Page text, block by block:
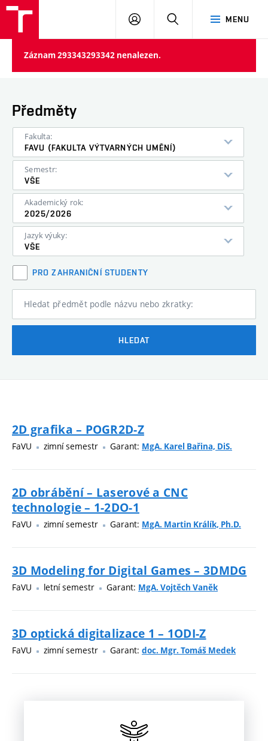
MENU
PŘIHLÁSIT
Záznam 293343293342 nenalezen.
Předměty
Fakulta:
FAVU (FAKULTA VÝTVARNÝCH UMĚNÍ)
Semestr:
VŠE
Akademický rok:
2025/2026
Jazyk výuky:
VŠE
PRO ZAHRANIČNÍ STUDENTY
Hledat předmět podle názvu nebo zkratky:
HLEDAT
2D grafika – POGR2D-Z
FaVU zimní semestr Garant: MgA. Karel Bařina, DiS.
2D obrábění – Laserové a CNC
technologie – 1-2DO-1
FaVU zimní semestr Garant: MgA. Martin Králík, Ph.D.
3D Modeling for Digital Games – 3DMDG
FaVU letní semestr Garant: MgA. Vojtěch Vaněk
3D optická digitalizace 1 – 1ODI-Z
FaVU zimní semestr Garant: doc. Mgr. Tomáš Medek